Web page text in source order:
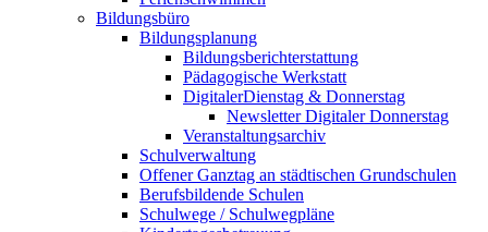
Bildungsbüro
Bildungsplanung
Bildungsberichterstattung
Pädagogische Werkstatt
DigitalerDienstag & Donnerstag
Newsletter Digitaler Donnerstag
Veranstaltungsarchiv
Schulverwaltung
Offener Ganztag an städtischen Grundschulen
Berufsbildende Schulen
Schulwege / Schulwegpläne